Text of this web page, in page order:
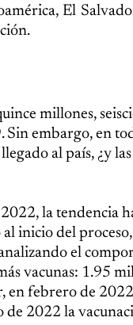
El
millones,
embargo, en
al país, ¿y
la tendencia
inicio del
el
vacunas: 1.95
en febrero de
2022 la